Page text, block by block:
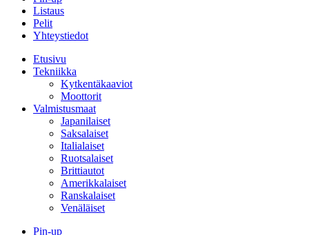
Listaus
Pelit
Yhteystiedot
Etusivu
Tekniikka
Kytkentäkaaviot
Moottorit
Valmistusmaat
Japanilaiset
Saksalaiset
Italialaiset
Ruotsalaiset
Brittiautot
Amerikkalaiset
Ranskalaiset
Venäläiset
Pin-up